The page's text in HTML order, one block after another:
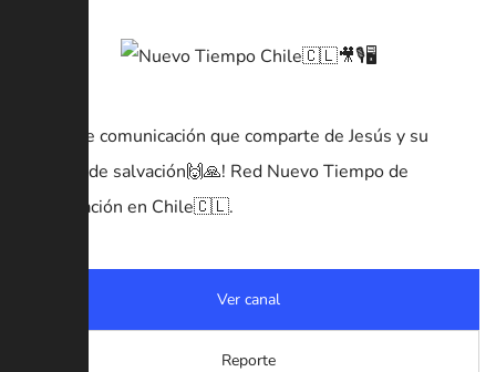
¡Medio de comunicación que comparte de Jesús y su
mensaje de salvación🙌🙏! Red Nuevo Tiempo de
comunicación en Chile🇨🇱.
Ver canal
Reporte